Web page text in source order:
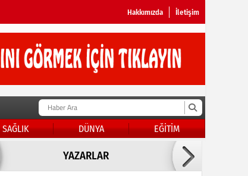
Hakkımızda İletişim
SAĞLIK DÜNYA EĞİTİM
YAZARLAR
KADER DİYEMEZSİN SEN KENDİN ETTİN